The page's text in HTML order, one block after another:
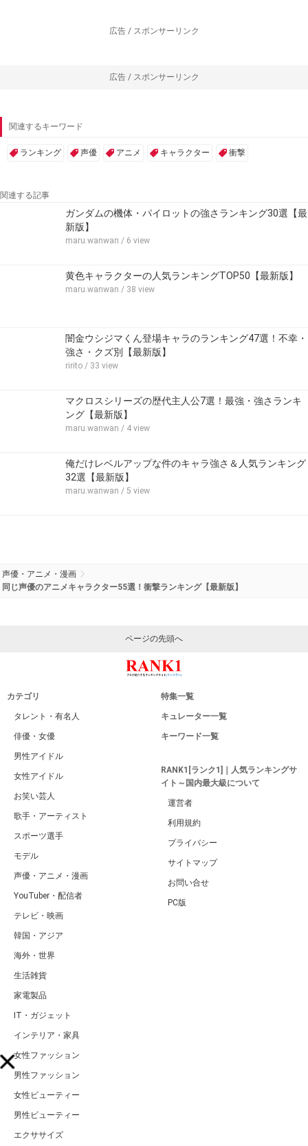
広告 / スポンサーリンク
広告 / スポンサーリンク
関連するキーワード
ランキング 声優 アニメ キャラクター 衝撃
関連する記事
ガンダムの機体・パイロットの強さランキング30選【最
新版】
maru.wanwan / 6 view
黄色キャラクターの人気ランキングTOP50【最新版】
maru.wanwan / 38 view
闇金ウシジマくん登場キャラのランキング47選！不幸・
強さ・クズ別【最新版】
ririto / 33 view
マクロスシリーズの歴代主人公7選！最強・強さランキ
ング【最新版】
maru.wanwan / 4 view
俺だけレベルアップな件のキャラ強さ＆人気ランキング
32選【最新版】
maru.wanwan / 5 view
声優・アニメ・漫画
同じ声優のアニメキャラクター55選！衝撃ランキング【最新版】
ページの先頭へ
カテゴリ
タレント・有名人
俳優・女優
男性アイドル
女性アイドル
お笑い芸人
歌手・アーティスト
スポーツ選手
モデル
声優・アニメ・漫画
YouTuber・配信者
テレビ・映画
韓国・アジア
海外・世界
生活雑貨
家電製品
IT・ガジェット
インテリア・家具
女性ファッション
男性ファッション
女性ビューティー
男性ビューティー
エクササイズ
特集一覧
キュレーター一覧
キーワード一覧
RANK1[ランク1]｜人気ランキングサ
イト～国内最大級について
運営者
利用規約
プライバシー
サイトマップ
お問い合せ
PC版